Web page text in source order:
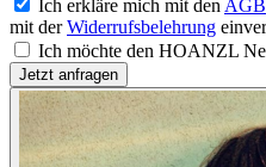
Ich erkläre mich mit den AGB
mit derWiderrufsbelehrung
Ich möchte den HOANZL